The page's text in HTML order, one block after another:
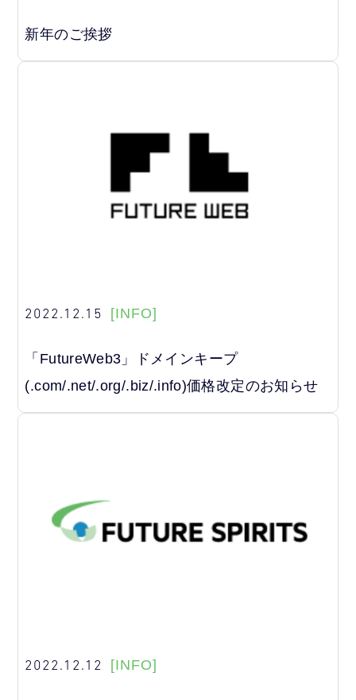
新年のご挨拶
2022.12.15 [INFO]
「FutureWeb3」ドメインキープ
(.com/.net/.org/.biz/.info)価格改定のお知らせ
2022.12.12 [INFO]